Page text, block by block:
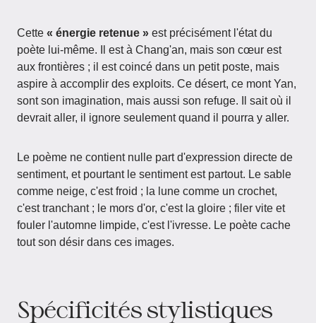
Cette « énergie retenue » est précisément l'état du
poète lui-même. Il est à Chang'an, mais son cœur est
aux frontières ; il est coincé dans un petit poste, mais
aspire à accomplir des exploits. Ce désert, ce mont Yan,
sont son imagination, mais aussi son refuge. Il sait où il
devrait aller, il ignore seulement quand il pourra y aller.
Le poème ne contient nulle part d'expression directe de
sentiment, et pourtant le sentiment est partout. Le sable
comme neige, c'est froid ; la lune comme un crochet,
c'est tranchant ; le mors d'or, c'est la gloire ; filer vite et
fouler l'automne limpide, c'est l'ivresse. Le poète cache
tout son désir dans ces images.
Spécificités stylistiques